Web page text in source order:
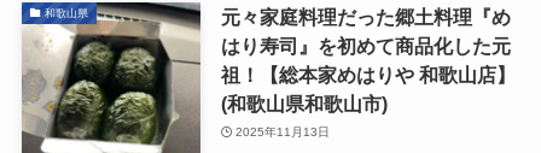
和歌山県
元々家庭料理だった郷土料理『め
はり寿司』を初めて商品化した元
祖！【総本家めはりや 和歌山店】
(和歌山県和歌山市)
2025年11月13日